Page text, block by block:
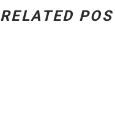
RELATED